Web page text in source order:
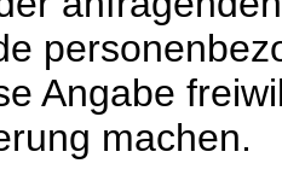
Angabe
machen.